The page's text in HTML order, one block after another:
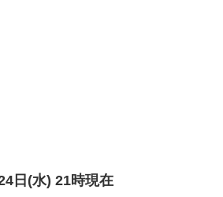
日(水) 21時現在